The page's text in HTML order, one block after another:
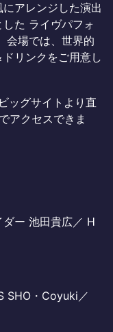
アレンジした演出
た ライヴパフォ
会場では、世界的
リンクをご用意し
ッグサイトより直
アクセスできま
ー 池田貴広／ H
SHO・Coyuki／